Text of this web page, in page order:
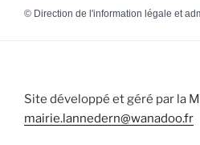
© Direction de l'information légale et
Site développé et géré par la
mairie.lannedern@wanadoo.fr